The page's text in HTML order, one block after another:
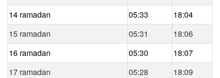
14 ramadan
05:33
18:04
15 ramadan
05:31
18:06
16 ramadan
05:30
18:07
17 ramadan
05:28
18:09